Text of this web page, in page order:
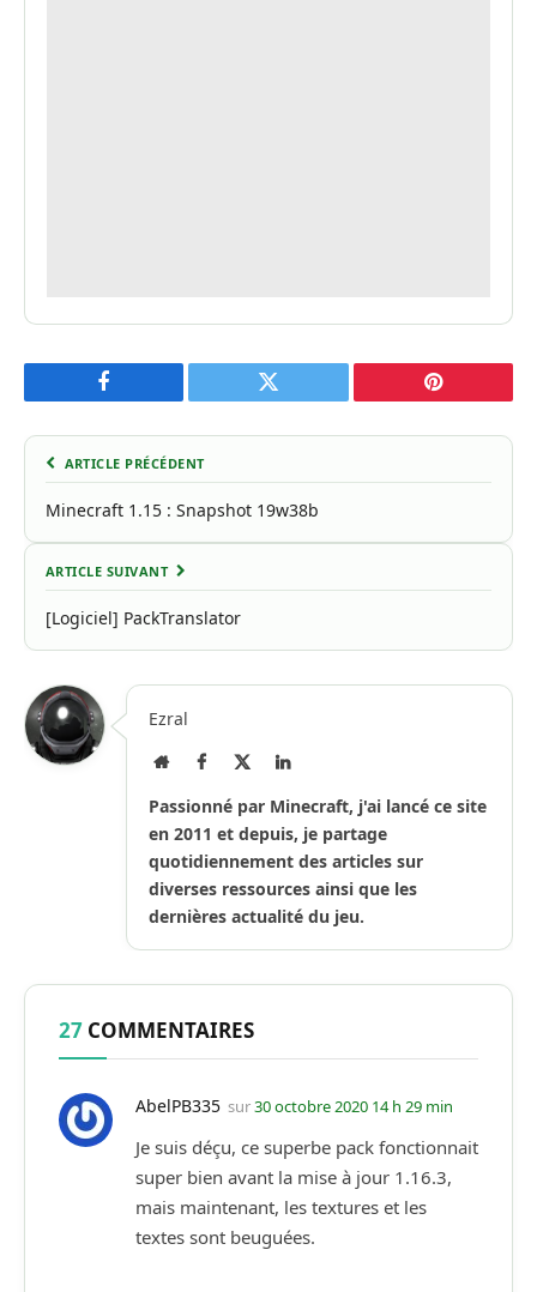
Facebook Twitter Pinterest
ARTICLE PRÉCÉDENT
Minecraft 1.15 : Snapshot 19w38b
ARTICLE SUIVANT
[Logiciel] PackTranslator
Ezral
Site
Facebook
X
LinkedIn
Passionné par Minecraft, j'ai lancé ce site
en 2011 et depuis, je partage
quotidiennement des articles sur
diverses ressources ainsi que les
dernières actualité du jeu.
27 COMMENTAIRES
AbelPB335 sur30 octobre 2020 14 h 29 min
Je suis déçu, ce superbe pack fonctionnait
super bien avant la mise à jour 1.16.3,
mais maintenant, les textures et les
textes sont beuguées.